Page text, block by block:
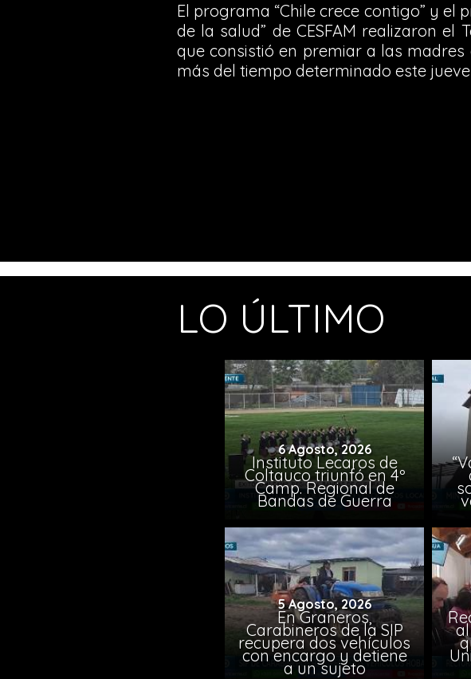
El programa “Chile crece contigo” y el
de la salud” de CESFAM realizaron el
que consistió en premiar a las
más del tiempo determinado este
LO ÚLTIMO
6 Agosto, 2026
Instituto Lecaros de
Coltauco triunfó en 4º
Camp. Regional de
Bandas de Guerra
5 Agosto, 2026
En Graneros,
Carabineros de la SIP
recupera dos vehículos
con encargo y detiene
a un sujeto